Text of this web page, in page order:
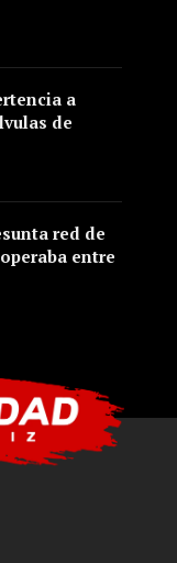
a
de
red de
entre